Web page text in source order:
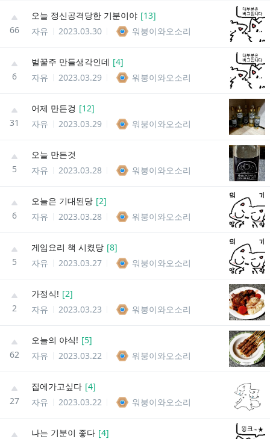
66
오늘 정신공격당한 기분이야 [13]
자유
2023.03.30 워붕이와오소리
6
벌꿀주 만들생각인데 [4]
자유
2023.03.29 워붕이와오소리
31
어제 만든겅 [12]
자유
2023.03.29 워붕이와오소리
5
오늘 만든것
자유
2023.03.28 워붕이와오소리
6
오늘은 기대된당 [2]
자유
2023.03.28 워붕이와오소리
5
게임요리 책 시켰당 [8]
자유
2023.03.27 워붕이와오소리
2
가정식! [2]
자유
2023.03.23 워붕이와오소리
62
오늘의 야식! [5]
자유
2023.03.22 워붕이와오소리
27
집에가고싶다 [4]
자유
2023.03.22 워붕이와오소리
나는 기분이 좋다 [4]